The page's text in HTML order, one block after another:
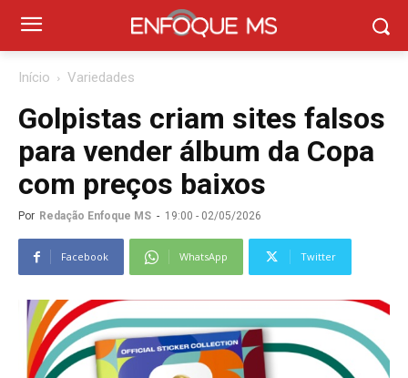
Início Variedades
Golpistas criam sites falsos
para vender álbum da Copa
com preços baixos
Por Redação Enfoque MS - 19:00 - 02/05/2026
Facebook WhatsApp Twitter